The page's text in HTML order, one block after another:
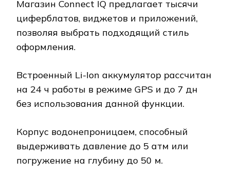
Магазин Connect IQ предлагает тысячи
циферблатов, виджетов и приложений,
позволяя выбрать подходящий стиль
оформления.
Встроенный Li-Ion аккумулятор рассчитан
на 24 ч работы в режиме GPS и до 7 дн
без использования данной функции.
Корпус водонепроницаем, способный
выдерживать давление до 5 атм или
погружение на глубину до 50 м.